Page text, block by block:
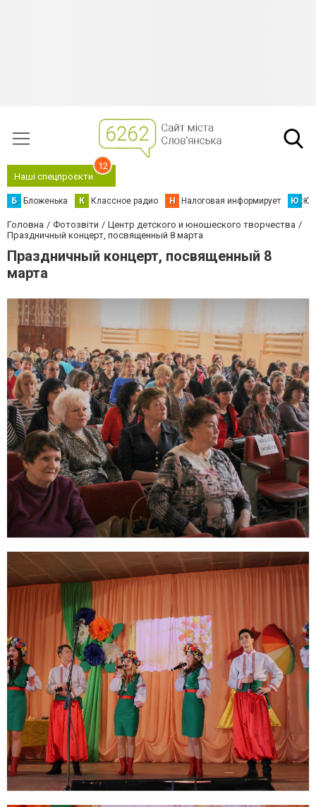
Наші спецпроєкти
12
Б Бложенька К Классное радио Н Налоговая информирует Ю
Головна Фотозвіти
Центр детского и юношеского творчества
Праздничный концерт, посвященный 8 марта
Праздничный концерт, посвященный 8
марта